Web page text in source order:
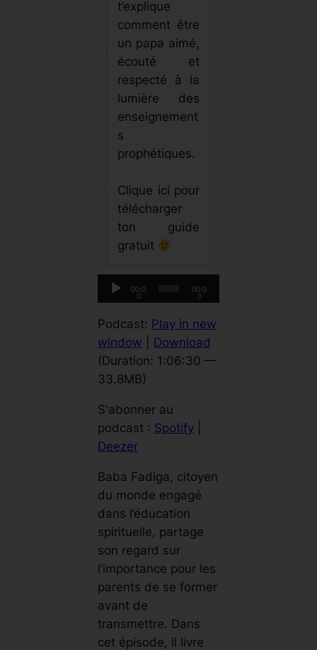
t’explique
comment être
un papa aimé,
écouté et
respecté à la
lumière des
enseignement
s
prophétiques.
Clique ici pour
télécharger
ton guide
gratuit
e
c
t
e
u
a
u
d
o
00:0
0
00:0
0
Podcast: Play in new
window
Download
(Duration: 1:06:30 —
33.8MB)
S'abonner au
podcast : Spotify|
Deezer
Baba Fadiga, citoyen
du monde engagé
dans l’éducation
spirituelle, partage
son regard sur
l’importance pour les
parents de se former
avant de
transmettre. Dans
cet épisode, il livre